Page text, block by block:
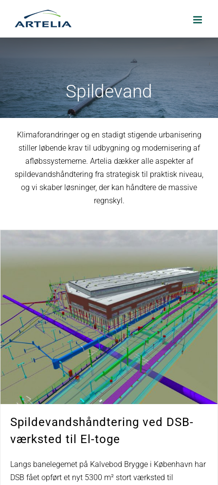
Spildevand
Klimaforandringer og en stadigt stigende urbanisering
stiller løbende krav til udbygning og modernisering af
afløbssystemerne. Artelia dækker alle aspekter af
spildevandshåndtering fra strategisk til praktisk niveau,
og vi skaber løsninger, der kan håndtere de massive
regnskyl.
Spildevandshåndtering ved DSB-
værksted til El-toge
Langs banelegemet på Kalvebod Brygge i København har
DSB fået opført et nyt 5300 m² stort værksted til